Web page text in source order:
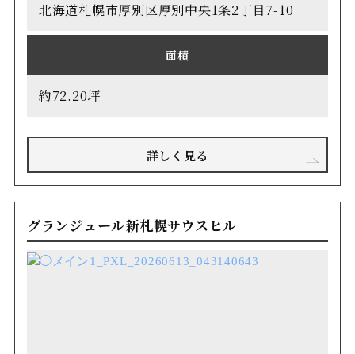
北海道札幌市厚別区厚別中央1条2丁目7-10
面積
約72.20坪
詳しく見る
グランジュール新札幌サウスヒル